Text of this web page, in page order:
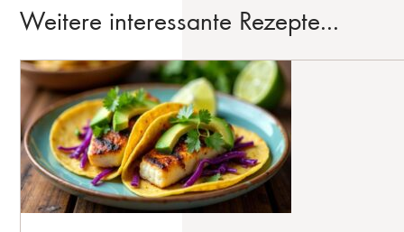
Weitere interessante Rezepte...